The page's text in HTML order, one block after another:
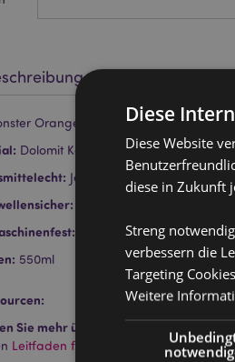
Orange Umgedrehter Becher
Dolomit Keramik
Ja
550ml
Sie mehr über den Einkauf bei
Leitfaden für Kundeninformationen.
Diese
Diese Website
diese in Zukunft
Streng
verbessern die
Targeting
Weitere